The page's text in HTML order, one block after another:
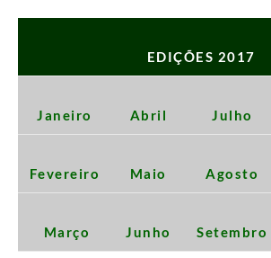
EDIÇÕES 2017
Janeiro Abril Julho
Fevereiro Maio Agosto
Março Junho Setembro